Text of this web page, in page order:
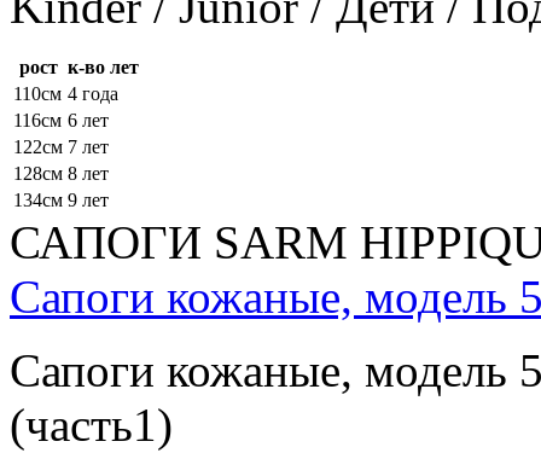
рост к-во лет
110см 4 года
116см 6 лет
122см 7 лет
128см 8 лет
134см 9 лет
САПОГИ SARM
Сапоги кожаные, модель
Сапоги кожаные, модель
(часть1)